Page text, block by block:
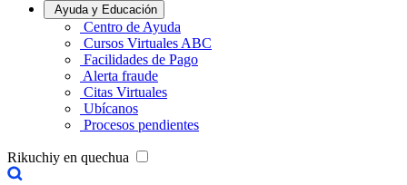
Ayuda y Educación
Centro de Ayuda
Cursos Virtuales ABC
Facilidades de Pago
Alerta fraude
Citas Virtuales
Ubícanos
Procesos pendientes
Rikuchiy en quechua